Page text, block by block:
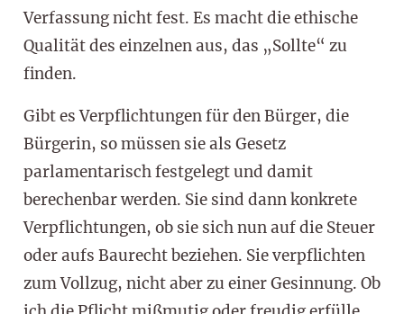
Verfassung nicht fest. Es macht die ethische
Qualität des einzelnen aus, das „Sollte“ zu
finden.
Gibt es Verpflichtungen für den Bürger, die
Bürgerin, so müssen sie als Gesetz
parlamentarisch festgelegt und damit
berechenbar werden. Sie sind dann konkrete
Verpflichtungen, ob sie sich nun auf die Steuer
oder aufs Baurecht beziehen. Sie verpflichten
zum Vollzug, nicht aber zu einer Gesinnung. Ob